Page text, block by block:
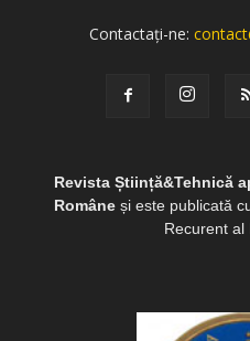
Contactați-ne:
Revista Știință&Tehnică
Româneși este publicată
Recurent al